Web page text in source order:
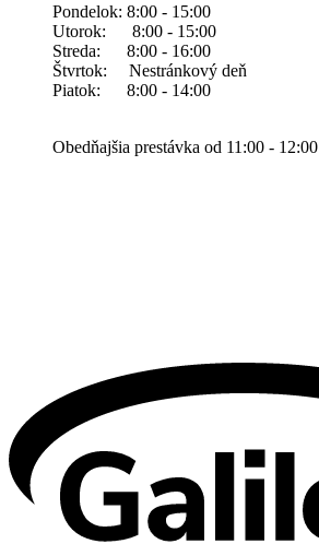
Pondelok: 8:00 - 15:00
Utorok: 8:00 - 15:00
Streda: 8:00 - 16:00
Štvrtok: Nestránkový deň
Piatok: 8:00 - 14:00
Obedňajšia prestávka od 11:00 - 12:00